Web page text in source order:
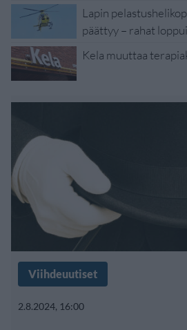
Lapin
päättyy – rahat
Kela muuttaa
Viihdeuutiset
2.8.2024, 16:00